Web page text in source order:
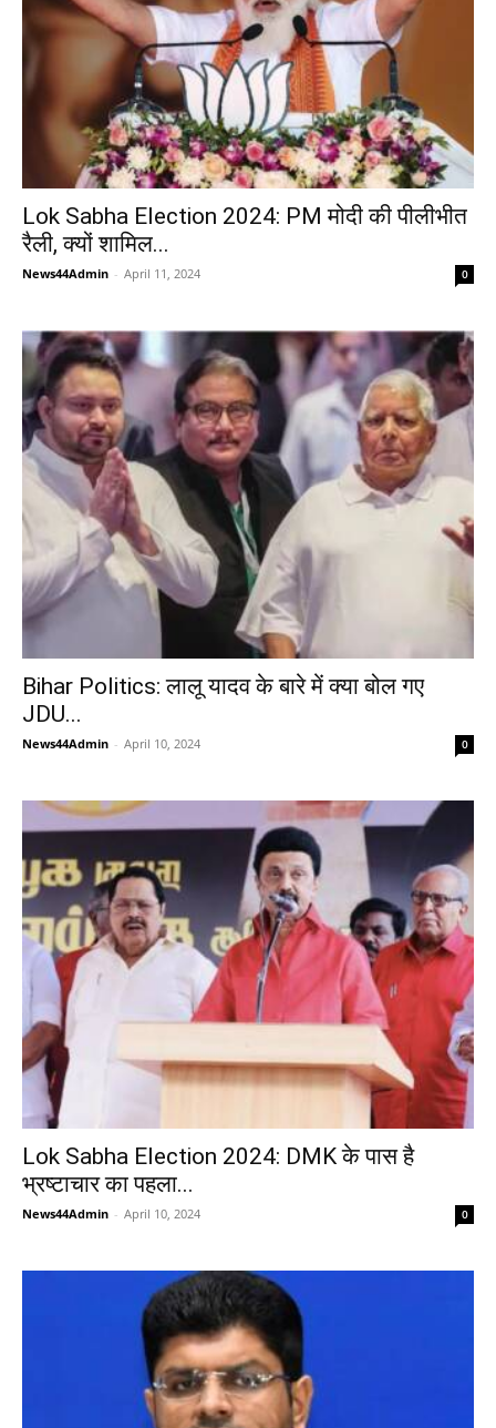
Lok Sabha Election 2024: PM मोदी की पीलीभीत
रैली, क्यों शामिल...
News44Admin - April 11, 2024 0
Bihar Politics: लालू यादव के बारे में क्या बोल गए
JDU...
News44Admin - April 10, 2024 0
Lok Sabha Election 2024: DMK के पास है
भ्रष्टाचार का पहला...
News44Admin - April 10, 2024 0